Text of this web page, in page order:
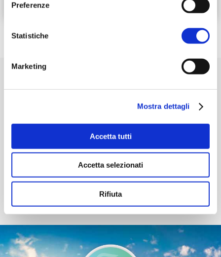
Preferenze
Statistiche
Marketing
Mostra dettagli
Accetta tutti
Accetta selezionati
Rifiuta
ORGANIZZA
IL TUO VIAGGIO
La tua vacanza nella Valle
Vuoi pianificare la tua vacanza nella Valle del
Qui trovi tutte leinformazioni utiliper viaggiare in
sicurezza, le indicazioni sucome arrivare